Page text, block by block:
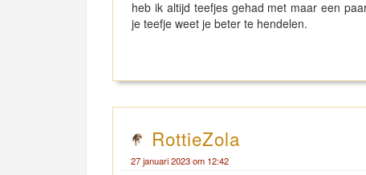
heb ik altijd teefjes gehad met maar een
je teefje weet je beter te hendelen.
RottieZola
27 januari 2023 om 12:42